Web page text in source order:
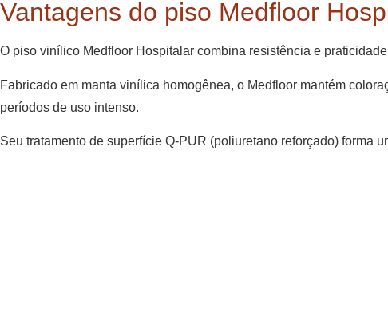
Vantagens do piso Medfloor
O piso vinílico Medfloor Hospitalar combina resistência e
Fabricado em manta vinílica homogênea, o Medfloor mantém
períodos de uso intenso.
Seu tratamento de superfície Q-PUR (poliuretano reforçado) forma